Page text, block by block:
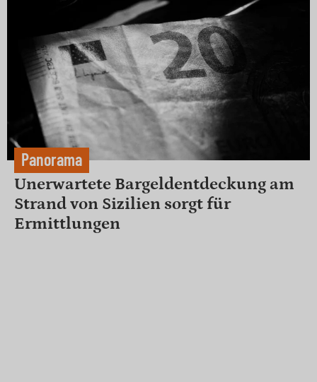
Panorama
Unerwartete Bargeldentdeckung am
Strand von Sizilien sorgt für
Ermittlungen